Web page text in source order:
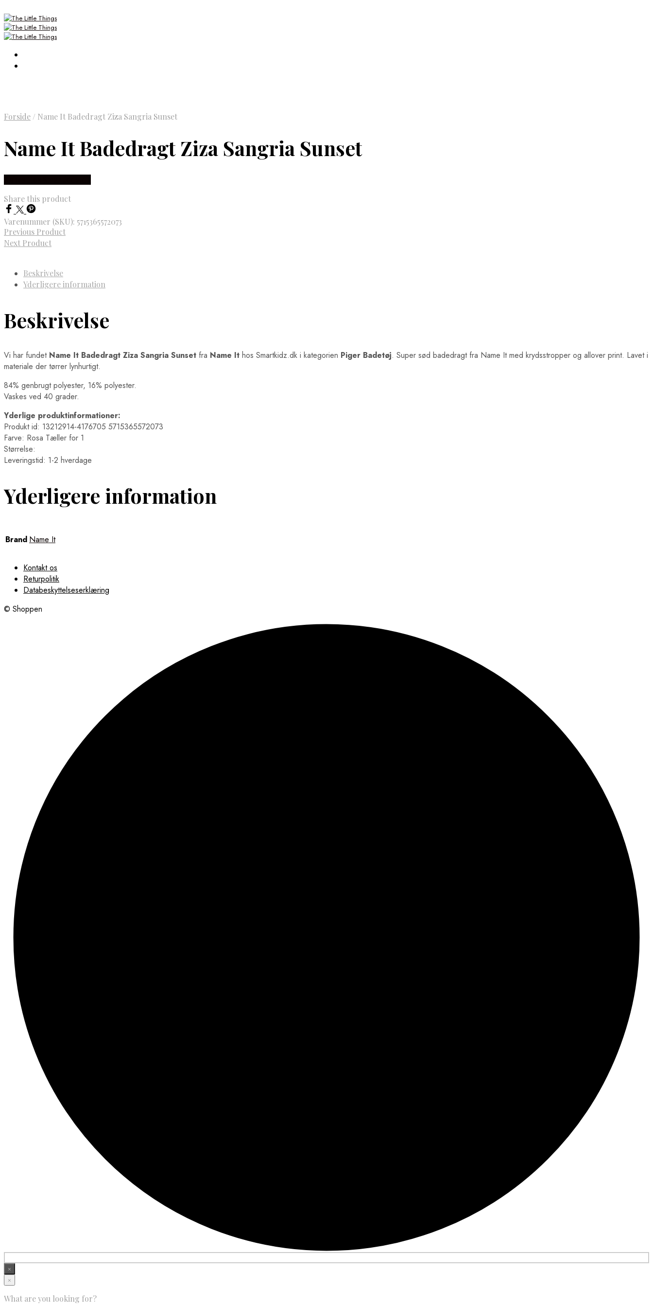
Forside / Name It Badedragt Ziza Sangria Sunset
Name It Badedragt Ziza Sangria Sunset
Share this product
Varenummer (SKU): 5715365572073
Previous Product
Next Product
Beskrivelse
Yderligere information
Beskrivelse
Vi har fundet Name It Badedragt Ziza Sangria Sunset fra Name It hos Smartkidz.dk i kategorien Piger Badetøj. Super sød badedragt fra Name It med krydsstropper og allover print. Lavet i
materiale der tørrer lynhurtigt.
84% genbrugt polyester, 16% polyester.
Vaskes ved 40 grader.
Yderlige produktinformationer:
Produkt id: 13212914-4176705 5715365572073
Farve: Rosa Tæller for 1
Størrelse:
Leveringstid: 1-2 hverdage
Yderligere information
Brand Name It
Kontakt os
Returpolitik
Databeskyttelseserklæring
© Shoppen
×
×
What are you looking for?